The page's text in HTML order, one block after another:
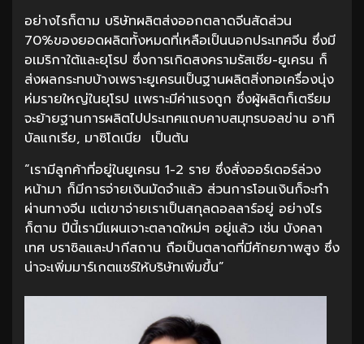
อย่างไรก็ตาม บริษัทผลิตส่งออกตลาดจีนสัดส่วน
70%ของยอดผลิตทั้งหมดที่เหลือเป็นนอกประเทศจีน ซึ่งมี
อเมริกาใต้และยุโรป ซึ่งการเกิดสงครามรัสเซีย-ยูเครน ก็
ส่งผลกระทบบ้างเพราะยูเครนเป็นฐานผลิตสิ่งทอเครื่องนุ่ง
ห่มรายใหญ่ในยุโรป เเพราะมีค่าแรงถูก ซึ่งผู้ผลิตก็เตรียม
จะย้ายฐานการผลิตไปประเทศแถบคาบสมุทรบอลข่าน อาทิ
บัลแกเรีย, มาซิโดเนีย เป็นต้น
“เรามีลูกค้าที่อยู่ในยูเครน 1-2 ราย ซึ่งสั่งออร์เดอร์ล่วง
หน้ามา ก็มีการจ่ายเงินมัดจำแล้ว ส่วนการโอนเงินก็จะทำ
ผ่านทางจีน แต่เขาจ่ายเราเป็นสกุลดอลลาร์อยู่ อย่างไร
ก็ตาม ปีนี้เรามีแผนเจาะตลาดใหม่ๆ อยู่แล้ว เช่น บังคลา
เทศ บราซิลและปากีสถาน ถือเป็นตลาดที่มีศักยภาพสูง ซึ่ง
น่าจะเพิ่มมาร์เกตแชร์ให้บริษัทเพิ่มขึ้น”